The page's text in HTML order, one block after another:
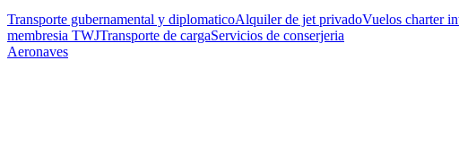
Transporte gubernamental y diplomaticoAlquiler de jet privadoVuelos charter
membresia TWJTransporte de cargaServicios de conserjeria
Aeronaves